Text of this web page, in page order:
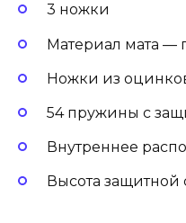
3 ножки
Материал мата —
Ножки из
54 пружины с
Внутреннее
Высота защитной